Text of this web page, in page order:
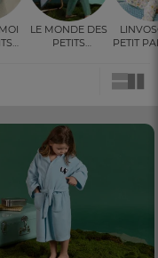
Le monde des
petits Petit